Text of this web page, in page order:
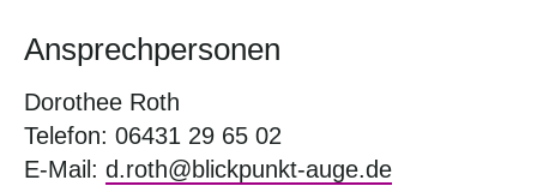
Ansprechpersonen
Dorothee Roth
Telefon: 06431 29 65 02
E-Mail: d.roth@blickpunkt-auge.de